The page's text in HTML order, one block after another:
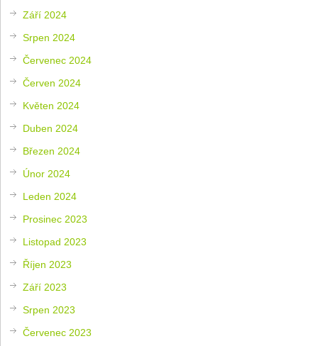
Září 2024
Srpen 2024
Červenec 2024
Červen 2024
Květen 2024
Duben 2024
Březen 2024
Únor 2024
Leden 2024
Prosinec 2023
Listopad 2023
Říjen 2023
Září 2023
Srpen 2023
Červenec 2023